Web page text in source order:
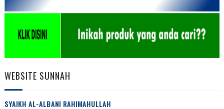
WEBSITE SUNNAH
SYAIKH AL-ALBANI RAHIMAHULLAH